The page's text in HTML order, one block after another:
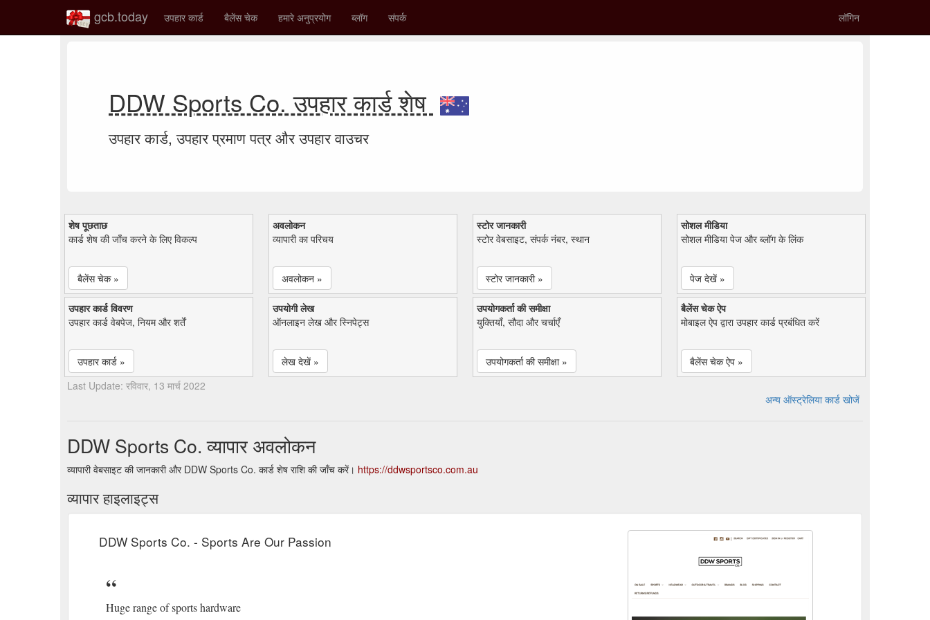
gcb.today उपहार कार्ड बैलेंस चेक हमारे अनुप्रयोग ब्लॉग संपर्क लॉगिन
DDW Sports Co. उपहार कार्ड शेष
उपहार कार्ड, उपहार प्रमाण पत्र और उपहार वाउचर
शेष पूछताछ
कार्ड शेष की जाँच करने के लिए विकल्प
बैलेंस चेक »
अवलोकन
व्यापारी का परिचय
अवलोकन »
स्टोर जानकारी
स्टोर वेबसाइट, संपर्क नंबर, स्थान
स्टोर जानकारी »
सोशल मीडिया
सोशल मीडिया पेज और ब्लॉग के लिंक
पेज देखें »
उपहार कार्ड विवरण
उपहार कार्ड वेबपेज, नियम और शर्तें
उपहार कार्ड »
उपयोगी लेख
ऑनलाइन लेख और स्निपेट्स
लेख देखें »
उपयोगकर्ता की समीक्षा
युक्तियाँ, सौदा और चर्चाएँ
उपयोगकर्ता की समीक्षा »
बैलेंस चेक ऐप
मोबाइल ऐप द्वारा उपहार कार्ड प्रबंधित करें
बैलेंस चेक ऐप »
Last Update: रविवार, 13 मार्च 2022
अन्य ऑस्ट्रेलिया कार्ड खोजें
DDW Sports Co. व्यापार अवलोकन
व्यापारी वेबसाइट की जानकारी और DDW Sports Co. कार्ड शेष राशि की जाँच करें। https://ddwsportsco.com.au
व्यापार हाइलाइट्स
DDW Sports Co. - Sports Are Our Passion
Huge range of sports hardware